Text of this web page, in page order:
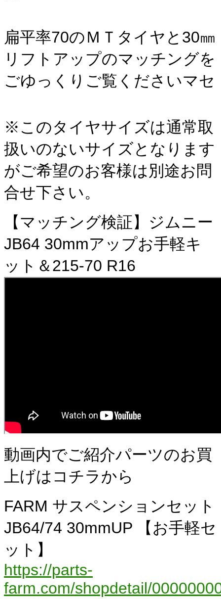
扁平率70のＭＴタイヤと30㎜
リフトアップのマッチングを
ごゆっくりご覧くださいマセ
※このタイヤサイズは通常取
扱いのないサイズとなります
がご希望のお客様は別途お問
合せ下さい。
【マッチング検証】ジムニー
JB64 30mmアップお手軽キ
ット＆215-70 R16
動画内でご紹介パーツのお買
上げはコチラから
FARM サスペンションセット
JB64/74 30mmUP 【お手軽セ
ット】
https://parts-
farm.com/shopdetail/